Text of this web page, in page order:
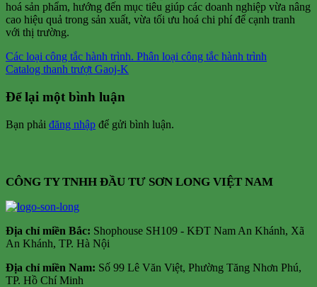
hoá sản phẩm, hướng đến mục tiêu giúp các doanh nghiệp vừa nâng
cao hiệu quả trong sản xuất, vừa tối ưu hoá chi phí để cạnh tranh
với thị trường.
Các loại công tắc hành trình. Phân loại công tắc hành trình
Catalog thanh trượt Gaoj-K
Để lại một bình luận
Bạn phải đăng nhập để gửi bình luận.
CÔNG TY TNHH ĐẦU TƯ SƠN LONG VIỆT NAM
Địa chỉ miền Bắc: Shophouse SH109 - KĐT Nam An Khánh, Xã
An Khánh, TP. Hà Nội
Địa chỉ miền Nam: Số 99 Lê Văn Việt, Phường Tăng Nhơn Phú,
TP. Hồ Chí Minh